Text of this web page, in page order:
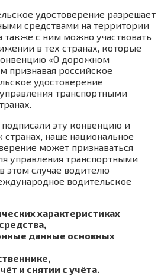
удостоверение разрешает
средствами на территории
также с ним можно участвовать
в тех странах, которые
«О дорожном
признавая российское
удостоверение
транспортными
эту конвенцию и
странах, наше национальное
может признаваться
управления транспортными
этом случае водителю
водительское
характеристиках
данные основных
и снятии с учёта.